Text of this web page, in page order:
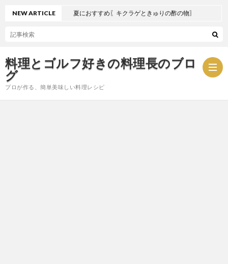
料理とゴルフ好きの料理長のブロ
グ
プロが作る、簡単美味しい料理レシピ
NEW ARTICLE夏におすすめ〖キクラゲときゅりの酢の物〗